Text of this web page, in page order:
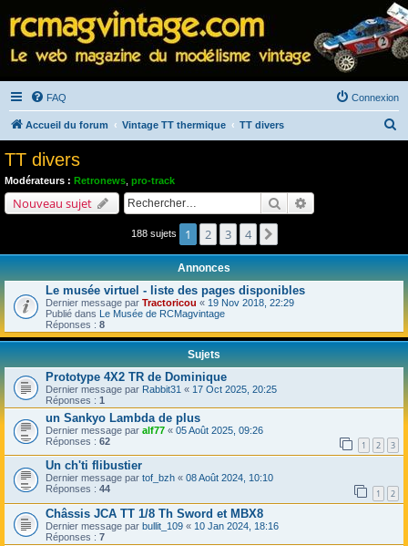
FAQ Connexion
Accueil du forum Vintage TT thermique TT divers
c
TT divers
Modérateurs : Retronews pro-track
Nouveau sujet Rechercher
188 sujets 1 2 3 4
Annonces
Le musée virtuel - liste des pages disponibles
Dernier message par Tractoricou « 19 Nov 2018, 22:29
Publié dans Le Musée de RCMagvintage
Réponses : 8
Sujets
Prototype 4X2 TR de Dominique
Dernier message par Rabbit31 « 17 Oct 2025, 20:25
Réponses : 1
un Sankyo Lambda de plus
Dernier message par alf77 « 05 Août 2025, 09:26
Réponses : 62 1 2 3
Un ch'ti flibustier
Dernier message par tof_bzh « 08 Août 2024, 10:10
Réponses : 44 1 2
Châssis JCA TT 1/8 Th Sword et MBX8
Dernier message par bullit_109 « 10 Jan 2024, 18:16
Réponses : 7